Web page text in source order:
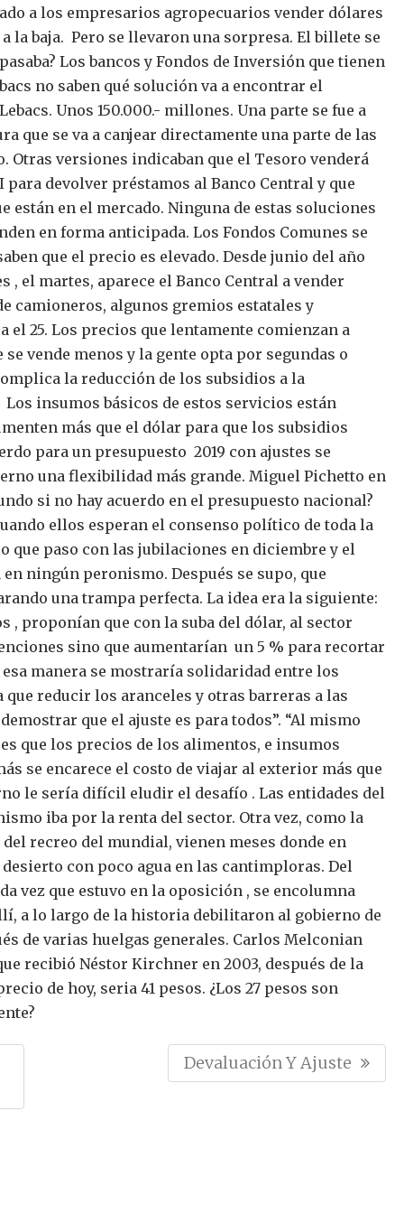
a los empresarios agropecuarios vender dólares
baja. Pero se llevaron una sorpresa. El billete se
Los bancos y Fondos de Inversión que tienen
no saben qué solución va a encontrar el
Unos 150.000.- millones. Una parte se fue a
que se va a canjear directamente una parte de las
Otras versiones indicaban que el Tesoro venderá
devolver préstamos al Banco Central y que
están en el mercado. Ninguna de estas soluciones
en forma anticipada. Los Fondos Comunes se
que el precio es elevado. Desde junio del año
, el martes, aparece el Banco Central a vender
camioneros, algunos gremios estatales y
el 25. Los precios que lentamente comienzan a
vende menos y la gente opta por segundas o
la reducción de los subsidios a la
insumos básicos de estos servicios están
más que el dólar para que los subsidios
para un presupuesto 2019 con ajustes se
una flexibilidad más grande. Miguel Pichetto en
si no hay acuerdo en el presupuesto nacional?
ellos esperan el consenso político de toda la
que paso con las jubilaciones en diciembre y el
en ningún peronismo. Después se supo, que
una trampa perfecta. La idea era la siguiente:
, proponían que con la suba del dólar, al sector
sino que aumentarían un 5 % para recortar
manera se mostraría solidaridad entre los
que reducir los aranceles y otras barreras a las
que el ajuste es para todos”. “Al mismo
que los precios de los alimentos, e insumos
se encarece el costo de viajar al exterior más que
le sería difícil eludir el desafío . Las entidades del
iba por la renta del sector. Otra vez, como la
del recreo del mundial, vienen meses donde en
con poco agua en las cantimploras. Del
vez que estuvo en la oposición , se encolumna
a lo largo de la historia debilitaron al gobierno de
de varias huelgas generales. Carlos Melconian
recibió Néstor Kirchner en 2003, después de la
de hoy, seria 41 pesos. ¿Los 27 pesos son
N
E
Devaluación Y Ajuste